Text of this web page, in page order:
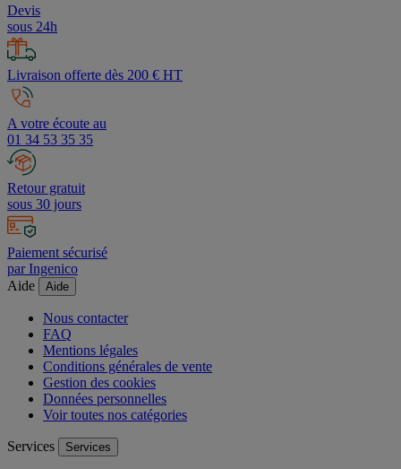
Devis
sous 24h
Livraison offerte dès 200 € HT
A votre écoute au
01 34 53 35 35
Retour gratuit
sous 30 jours
Paiement sécurisé
par Ingenico
Aide
Aide
Nous contacter
FAQ
Mentions légales
Conditions générales de vente
Gestion des cookies
Données personnelles
Voir toutes nos catégories
Services Services